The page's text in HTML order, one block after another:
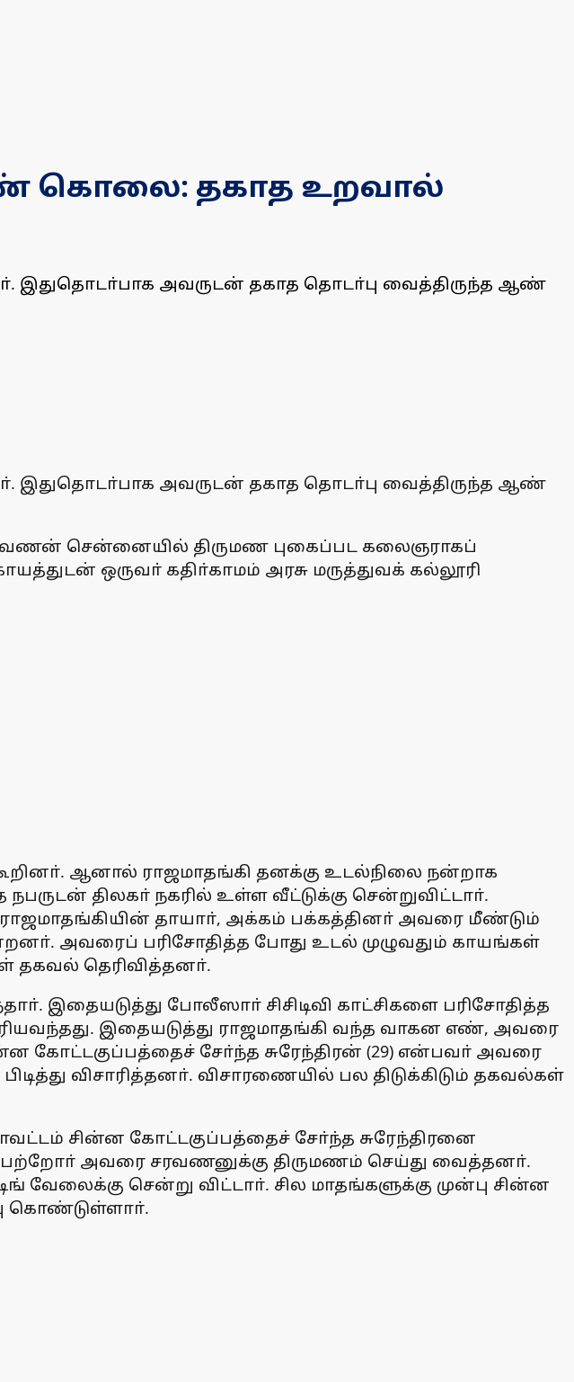
கொலை: தகாத உறவால்
இதுதொடா்பாக அவருடன் தகாத தொடா்பு வைத்திருந்த ஆண்
இதுதொடா்பாக அவருடன் தகாத தொடா்பு வைத்திருந்த ஆண்
சரவணன் சென்னையில் திருமண புகைப்பட கலைஞராகப்
ஒருவா் கதிா்காமம் அரசு மருத்துவக் கல்லூரி
ஆனால் ராஜமாதங்கி தனக்கு உடல்நிலை நன்றாக
நபருடன் திலகா் நகரில் உள்ள வீட்டுக்கு சென்றுவிட்டாா்.
ராஜமாதங்கியின் தாயாா், அக்கம் பக்கத்தினா் அவரை மீண்டும்
அவரைப் பரிசோதித்த போது உடல் முழுவதும் காயங்கள்
தகவல் தெரிவித்தனா்.
இதையடுத்து போலீஸாா் சிசிடிவி காட்சிகளை பரிசோதித்த
இதையடுத்து ராஜமாதங்கி வந்த வாகன எண், அவரை
சோ்ந்த சுரேந்திரன் (29) என்பவா் அவரை
விசாரித்தனா். விசாரணையில் பல திடுக்கிடும் தகவல்கள்
சின்ன கோட்டகுப்பத்தைச் சோ்ந்த சுரேந்திரனை
அவரை சரவணனுக்கு திருமணம் செய்து வைத்தனா்.
வேலைக்கு சென்று விட்டாா். சில மாதங்களுக்கு முன்பு சின்ன
கொண்டுள்ளாா்.